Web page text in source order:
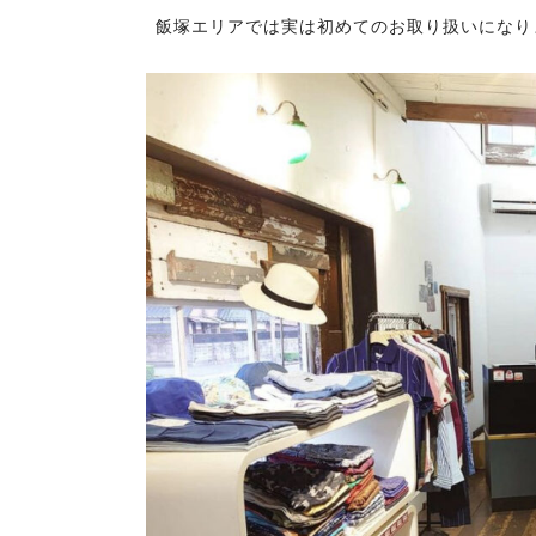
飯塚エリアでは実は初めてのお取り扱いにな